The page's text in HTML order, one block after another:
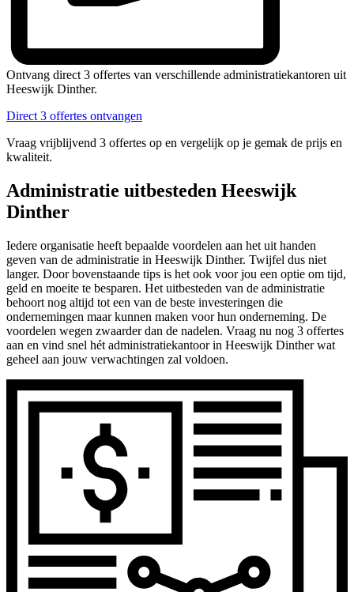
Ontvang direct 3 offertes van verschillende administratiekantoren uit
Heeswijk Dinther.
Direct 3 offertes ontvangen
Vraag vrijblijvend 3 offertes op en vergelijk op je gemak de prijs en
kwaliteit.
Administratie uitbesteden Heeswijk
Dinther
Iedere organisatie heeft bepaalde voordelen aan het uit handen
geven van de administratie in Heeswijk Dinther. Twijfel dus niet
langer. Door bovenstaande tips is het ook voor jou een optie om tijd,
geld en moeite te besparen. Het uitbesteden van de administratie
behoort nog altijd tot een van de beste investeringen die
ondernemingen maar kunnen maken voor hun onderneming. De
voordelen wegen zwaarder dan de nadelen. Vraag nu nog 3 offertes
aan en vind snel hét administratiekantoor in Heeswijk Dinther wat
geheel aan jouw verwachtingen zal voldoen.